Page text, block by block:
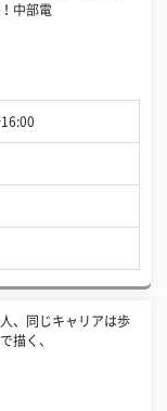
中部電
人、同じキャリアは歩
描く、